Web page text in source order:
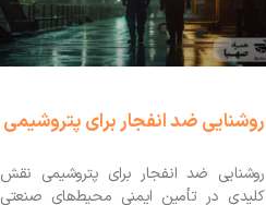
روشنایی ضد انفجار برای پتروشیمی
روشنایی ضد انفجار برای پتروشیمی نقش
کلیدی در تأمین ایمنی محیط‌های صنعتی